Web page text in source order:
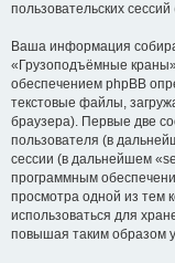
пользовательских
Ваша информация
«Грузоподъёмные
обеспечением phpBB
текстовые файлы,
браузера). Первые две
пользователя (в
сессии (в дальнейшем
программным
просмотра одной из тем
использоваться для
повышая таким образом